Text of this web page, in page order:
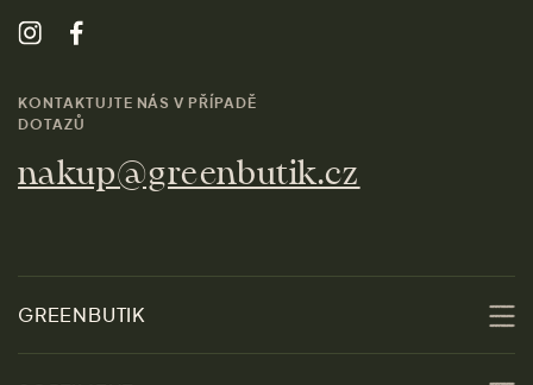
KONTAKTUJTE NÁS V PŘÍPADĚ
DOTAZŮ
nakup@greenbutik.cz
GREENBUTIK